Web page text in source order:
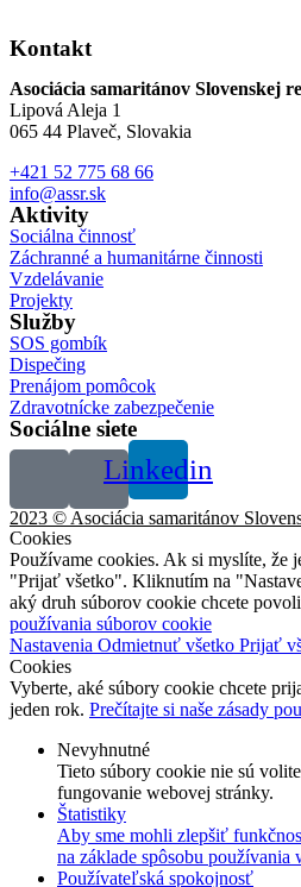
Kontakt
Asociácia samaritánov Slovenskej
Lipová Aleja 1
065 44 Plaveč, Slovakia
+421 52 775 68 66
info@assr.sk
Aktivity
Sociálna činnosť
Záchranné a humanitárne činnosti
Vzdelávanie
Projekty
Služby
SOS gombík
Dispečing
Prenájom pomôcok
Zdravotnícke zabezpečenie
Sociálne siete
Linkedin
2023 © Asociácia samaritánov
Cookies
Používame cookies. Ak si myslíte, že
"Prijať všetko". Kliknutím na
aký druh súborov cookie chcete
používania súborov cookie
Nastavenia Odmietnuť všetko Prijať
Cookies
Vyberte, aké súbory cookie chcete
jeden rok. Prečítajte si naše zásady
Nevyhnutné
Tieto súbory cookie nie sú
fungovanie webovej stránky.
Štatistiky
Aby sme mohli zlepšiť
na základe spôsobu používania
Používateľská spokojnosť